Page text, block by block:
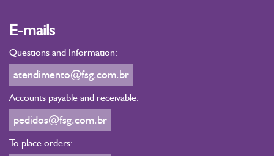
E-mails
Questions and Information:
atendimento@fsg.com.br
Accounts payable and receivable:
pedidos@fsg.com.br
To place orders: